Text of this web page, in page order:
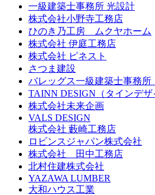
一級建築士事務所 光設計
株式会社小野寺工務店
ひのき乃工房 ムクヤホーム
株式会社 伊庭工務店
株式会社 ピネスト
さつま建設
バレッグス一級建築士事務所
TAINN DESIGN（タインデ
株式会社未来企画
VALS DESIGN
株式会社 藪崎工務店
ロビンスジャパン株式会社
株式会社 田中工務店
北村住建株式会社
YAZAWA LUMBER
大和ハウス工業